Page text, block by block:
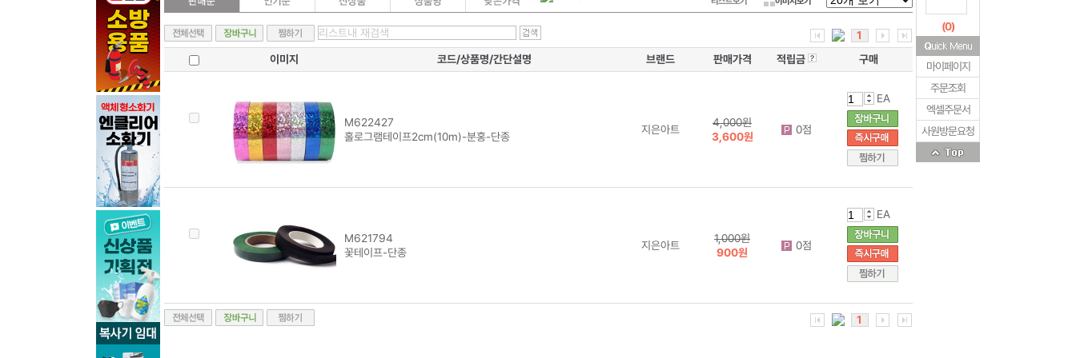
1
이미지
코드/상품명/간단설명 브랜드 판매가격 적립금 구매
M622427
홀로그램테이프2cm(10m)-분홍-단종
지은아트
4,000원
3,600원
0점
EA
M621794
꽃테이프-단종
지은아트
1,000원
900원
0점
EA
1
(0)
마이페이지
주문조회
엑셀주문서
사원방문요청